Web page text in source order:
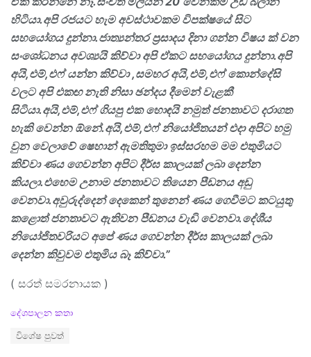
හිටියා.අපි රජයට හැම අවස්ථාවකම විපක්ෂයේ සිට
සහයෝගය දුන්නා.ජාත්‍යන්තර ප්‍රසාදය දිනා ගන්න විෂය ක් වන
සංශෝධනය අවශ්‍යයි කිව්වා අපි ඒකට සහයෝගය දුන්නා.අපි
අයි,එම්,එෆ් යන්න කිව්වා,සමහර අයි,එම්,එෆ් කොන්දේසි
වලට අපි එකඟ නැති නිසා ඡන්දය දීමෙන් වැළකී
සිටියා.අයි,එම්,එෆ් ගියපු එක හොඳයි නමුත් ජනතාවට දරාගත
හැකි වෙන්න ඕනේ.අයි,එම්,එෆ් නියෝජිතයන් එදා අපිට හමු
වුන වෙලාවේ ෂෙහාන් ඇමතිතුමා ඉස්සරහම මම එතුමියට
කිව්වා ණය ගෙවන්න අපිට දීර්ඝ කාලයක් ලබා දෙන්න
කියලා.එහෙම උනාම ජනතාවට තියෙන පීඩනය අඩු
වෙනවා.අවුරුද්දෙන් දෙකෙන් තුනෙන් ණය ගෙවීමට කටයුතු
කළොත් ජනතාවට ඇතිවන පීඩනය වැඩි වෙනවා.දේශීය
නියෝජිතවරියට අපේ ණය ගෙවන්න දීර්ඝ කාලයක් ලබා
දෙන්න කිවුවම එතුමිය බෑ කිව්වා.”
( සරත් සමරනායක )
C
දේශපාලන කතා
විශේෂ පුවත්